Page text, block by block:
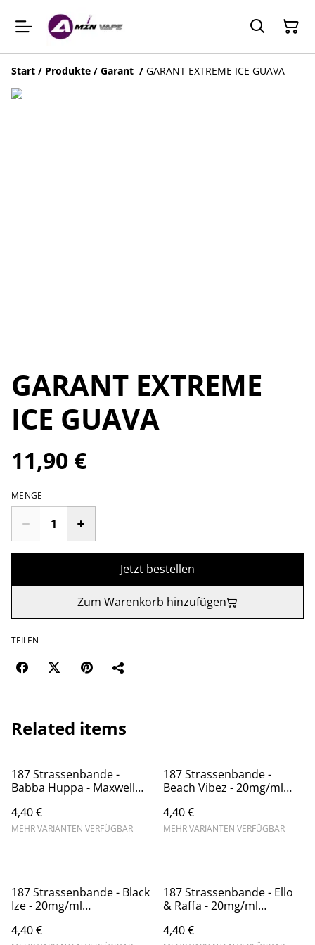
Start / Produkte / Garant / GARANT EXTREME ICE GUAVA
GARANT EXTREME
ICE GUAVA
11,90 €
MENGE
Jetzt bestellen
Zum Warenkorb hinzufügen
TEILEN
Related items
187 Strassenbande -
Babba Huppa - Maxwell
(Kindersicherung) //
Steuerware
4,40 €
MEHR VARIANTEN VERFÜGBAR
187 Strassenbande -
Beach Vibez - 20mg/ml
Steuerware
4,40 €
MEHR VARIANTEN VERFÜGBAR
187 Strassenbande - Black
Ize - 20mg/ml
Steuerware
4,40 €
187 Strassenbande - Ello
& Raffa - 20mg/ml
Steuerware
4,40 €